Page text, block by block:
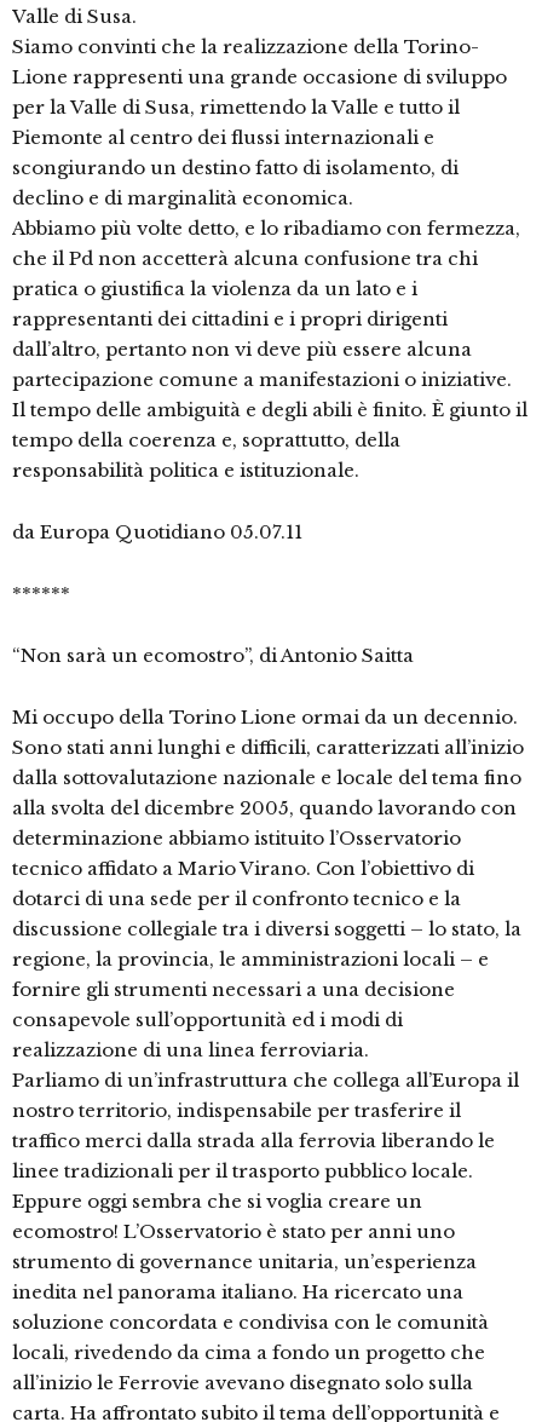
Valle di Susa.
Siamo convinti che la realizzazione della Torino-
Lione rappresenti una grande occasione di sviluppo
per la Valle di Susa, rimettendo la Valle e tutto il
Piemonte al centro dei flussi internazionali e
scongiurando un destino fatto di isolamento, di
declino e di marginalità economica.
Abbiamo più volte detto, e lo ribadiamo con fermezza,
che il Pd non accetterà alcuna confusione tra chi
pratica o giustifica la violenza da un lato e i
rappresentanti dei cittadini e i propri dirigenti
dall’altro, pertanto non vi deve più essere alcuna
partecipazione comune a manifestazioni o iniziative.
Il tempo delle ambiguità e degli abili è finito. È giunto il
tempo della coerenza e, soprattutto, della
responsabilità politica e istituzionale.
da Europa Quotidiano 05.07.11
******
“Non sarà un ecomostro”, di Antonio Saitta
Mi occupo della Torino Lione ormai da un decennio.
Sono stati anni lunghi e difficili, caratterizzati all’inizio
dalla sottovalutazione nazionale e locale del tema fino
alla svolta del dicembre 2005, quando lavorando con
determinazione abbiamo istituito l’Osservatorio
tecnico affidato a Mario Virano. Con l’obiettivo di
dotarci di una sede per il confronto tecnico e la
discussione collegiale tra i diversi soggetti – lo stato, la
regione, la provincia, le amministrazioni locali – e
fornire gli strumenti necessari a una decisione
consapevole sull’opportunità ed i modi di
realizzazione di una linea ferroviaria.
Parliamo di un’infrastruttura che collega all’Europa il
nostro territorio, indispensabile per trasferire il
traffico merci dalla strada alla ferrovia liberando le
linee tradizionali per il trasporto pubblico locale.
Eppure oggi sembra che si voglia creare un
ecomostro! L’Osservatorio è stato per anni uno
strumento di governance unitaria, un’esperienza
inedita nel panorama italiano. Ha ricercato una
soluzione concordata e condivisa con le comunità
locali, rivedendo da cima a fondo un progetto che
all’inizio le Ferrovie avevano disegnato solo sulla
carta. Ha affrontato subito il tema dell’opportunità e